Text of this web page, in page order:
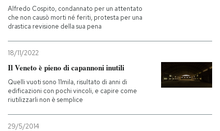
Alfredo Cospito, condannato per un attentato
che non causò morti né feriti, protesta per una
drastica revisione della sua pena
18/11/2022
Il Veneto è pieno di capannoni inutili
Quelli vuoti sono 11mila, risultato di anni di
edificazioni con pochi vincoli, e capire come
riutilizzarli non è semplice
29/5/2014